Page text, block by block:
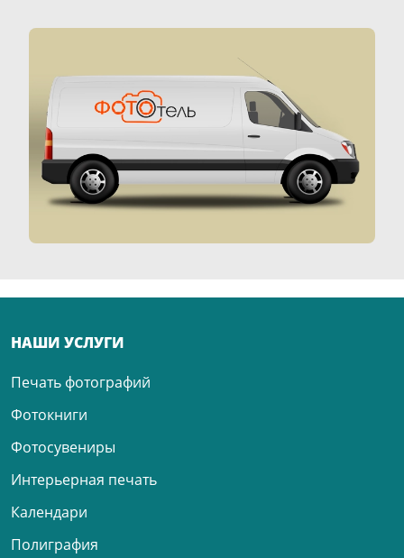
НАШИ УСЛУГИ
Печать фотографий
Фотокниги
Фотосувениры
Интерьерная печать
Календари
Полиграфия